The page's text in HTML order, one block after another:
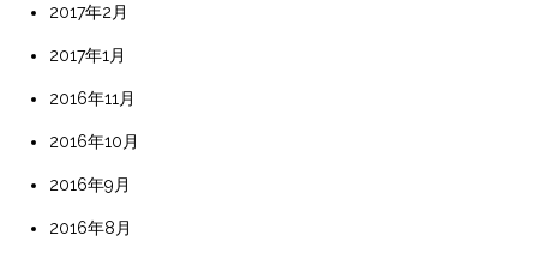
2017年2月
2017年1月
2016年11月
2016年10月
2016年9月
2016年8月